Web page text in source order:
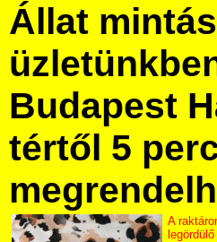
Állat
Budapest
tértől 5
A